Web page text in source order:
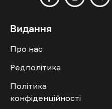
Видання
Про нас
Редполітика
Політика
конфіденційності